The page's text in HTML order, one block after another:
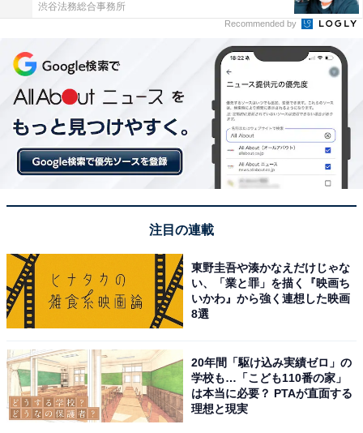
View this post on Instagram
A post shared by 【公式】ミステリと言う勿れ〈大ヒット上映
1位には、『ミステリと言う勿れ』がランクインしまし
た。2022年（令和4年）に放送されたドラマで、田村由
美さんによる漫画が原作となり主人公の久能整を菅田将
暉さんが担当。
渋谷法務総合事務所
Recommended by
注目の連載
東野圭吾や湊かなえだけじゃな
い、「業と罪」を描く『映画ち
いかわ』から強く連想した映画
8選
20年間「駆け込み実績ゼロ」の
学校も…「こども110番の家」
は本当に必要？ PTAが直面する
理想と現実